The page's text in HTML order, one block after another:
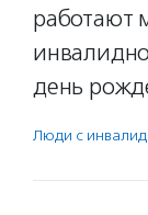
работают
день
Люди с